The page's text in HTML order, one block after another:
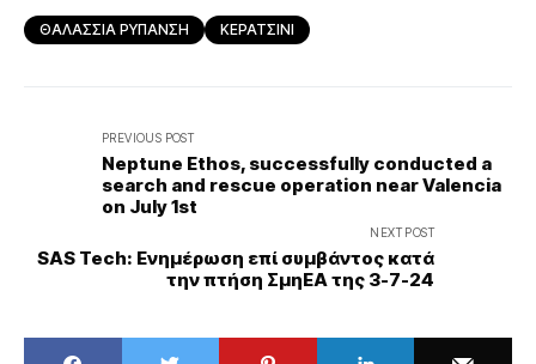
ΘΑΛΑΣΣΙΑ ΡΥΠΑΝΣΗ ΚΕΡΑΤΣΙΝΙ
PREVIOUS POST
Neptune Ethos, successfully conducted a
search and rescue operation near Valencia
on July 1st
NEXT POST
SAS Tech: Ενημέρωση επί συμβάντος κατά
την πτήση ΣμηΕΑ της 3-7-24